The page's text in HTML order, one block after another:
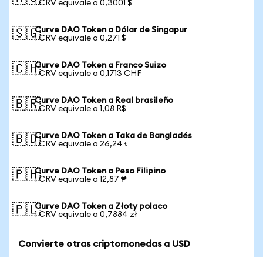
1 CRV equivale a 0,3001 $
🇸🇬Curve DAO Token a Dólar de Singapur
1 CRV equivale a 0,271 $
🇨🇭Curve DAO Token a Franco Suizo
1 CRV equivale a 0,1713 CHF
🇧🇷Curve DAO Token a Real brasileño
1 CRV equivale a 1,08 R$
🇧🇩Curve DAO Token a Taka de Bangladés
1 CRV equivale a 26,24 ৳
🇵🇭Curve DAO Token a Peso Filipino
1 CRV equivale a 12,87 ₱
🇵🇱Curve DAO Token a Złoty polaco
1 CRV equivale a 0,7884 zł
Convierte otras criptomonedas a USD